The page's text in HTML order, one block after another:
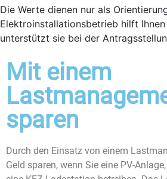
Die Werte dienen nur als
Elektroinstallationsbetrieb hilft
unterstützt sie bei der
Mit einem
sparen
Durch den Einsatz von einem
Geld sparen, wenn Sie eine PV-